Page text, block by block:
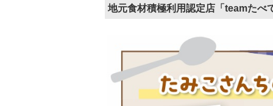
地元食材積極利用認定店「teamたべ